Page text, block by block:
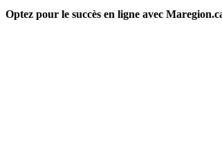
Optez pour le succès en ligne avec